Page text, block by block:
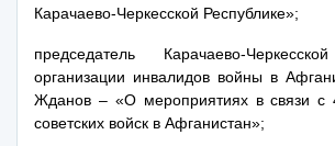
Карачаево-Черкесской Республике»;
председатель Карачаево-
организации инвалидов войны в
Жданов – «О мероприятиях в связи с
советских войск в Афганистан»;